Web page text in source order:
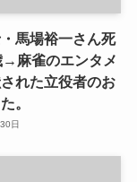
馬場裕一さん死
麻雀のエンタメ
れた立役者のお
。
日